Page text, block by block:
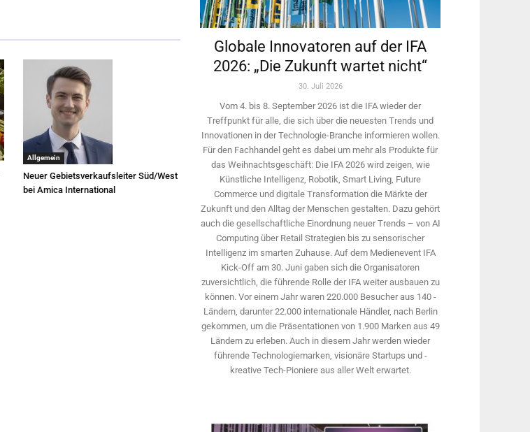
Allgemein
Neuer Gebietsverkaufsleiter Süd/West
bei Amica International
Globale Innovatoren auf der IFA
2026: „Die Zukunft wartet nicht“
30. Juli 2026
Vom 4. bis 8. September 2026 ist die IFA wieder der
Treffpunkt für alle, die sich über die neuesten Trends und
Innovationen in der Technologie-­Branche informieren wollen.
Für den Fachhandel geht es dabei um mehr als Produkte für
das Weihnachtsgeschäft: Die IFA 2026 wird ­zeigen, wie
Künstliche Intelligenz, Robotik, Smart Living, Future
Commerce und digitale Trans­formation die Märkte der
Zukunft und den Alltag der Menschen gestalten. Dazu gehört
auch die gesellschaftliche Einordnung neuer Trends – von AI
Computing über Retail Strategien bis zu sensorischer
Intelligenz im smarten Zuhause. Auf dem Medien­event IFA
Kick-Off am 30. Juni gaben sich die Organisatoren
zuversichtlich, die führende Rolle der IFA weiter ausbauen zu
können. Vor einem Jahr ­waren 220.000 Besucher aus 140 ­
Ländern, ­darunter 22.000 internationale Händler, nach Berlin
gekommen, um die Präsen­tationen von 1.900 Marken aus 49
Ländern zu erleben. Auch in diesem Jahr werden wieder
führende Technologiemarken, visionäre Startups und ­
kreative Tech-Pioniere aus aller Welt erwartet.